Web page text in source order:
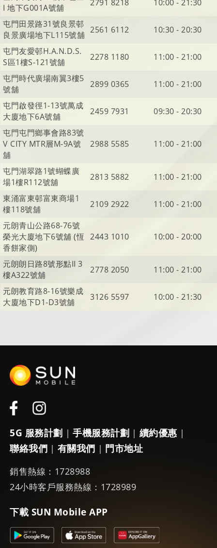
5G 服務計劃 | 手機服務計劃 | 續約優惠 |
聯絡我們 | 有關我們 | 門市地址
銷售熱線：1728988
24小時客戶服務熱線：1728989
下載 SUN Mobile APP